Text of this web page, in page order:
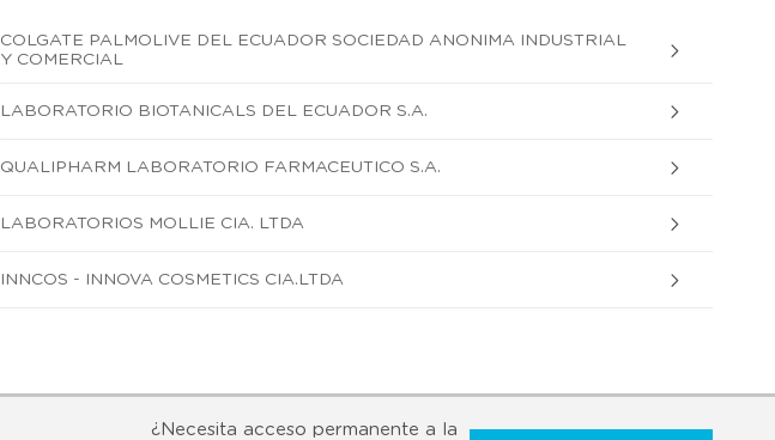
COLGATE PALMOLIVE DEL ECUADOR SOCIEDAD ANONIMA INDUSTRIAL
Y COMERCIAL
LABORATORIO BIOTANICALS DEL ECUADOR S.A.
QUALIPHARM LABORATORIO FARMACEUTICO S.A.
LABORATORIOS MOLLIE CIA. LTDA
INNCOS - INNOVA COSMETICS CIA.LTDA
¿Necesita acceso permanente a la